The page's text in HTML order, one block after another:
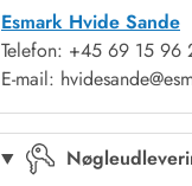
Esmark Hvide Sande
Telefon: +45 69 15 96
E-mail: